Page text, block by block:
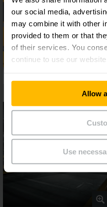
our social media,
may combine it with other
provided to them or that
of their services. You
continue to use our website.
Allow
Use